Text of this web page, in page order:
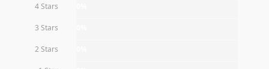
4 Stars
3 Stars
2 Stars